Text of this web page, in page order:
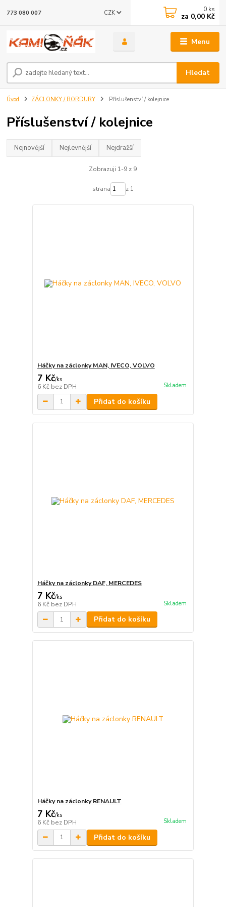
Menu
CZK
Hledat
773 080 007 0 ks
za 0,00 Kč
Úvod ZÁCLONKY / BORDURY Příslušenství / kolejnice
Příslušenství / kolejnice
Nejnovější Nejlevnější Nejdražší
Zobrazuji 1-9 z 9
strana z 1
Háčky na záclonky MAN, IVECO, VOLVO
7 Kč/ks
6 Kč bez DPH Skladem
Přidat do košíku
Háčky na záclonky DAF, MERCEDES
7 Kč/ks
6 Kč bez DPH Skladem
Přidat do košíku
Háčky na záclonky RENAULT
7 Kč/ks
6 Kč bez DPH Skladem
Přidat do košíku